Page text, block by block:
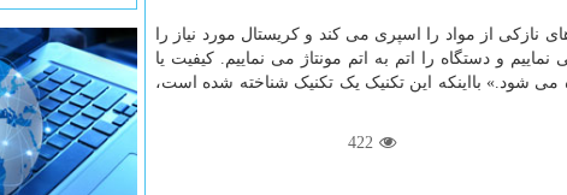
از مواد را اسپری می کند و کریستال مورد نیاز را
و دستگاه را اتم به اتم مونتاژ می نماییم. کیفیت یا
شود.» بااینکه این تکنیک یک تکنیک شناخته شده است،
422